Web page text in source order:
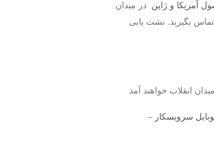
آمریکا و ژاپن در میدان
تماس بگیرید. نشت یابی
انقلاب خواهند آمد
سرویسکار –